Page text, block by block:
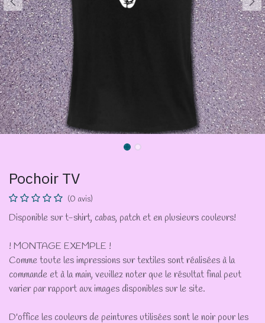
Pochoir TV
(0 avis)
Disponible sur t-shirt, cabas, patch et en plusieurs couleurs!
! MONTAGE EXEMPLE !
Comme toute les impressions sur textiles sont réalisées à la
commande et à la main, veuillez noter que le résultat final peut
varier par rapport aux images disponibles sur le site.
D'office les couleurs de peintures utilisées sont le noir pour les